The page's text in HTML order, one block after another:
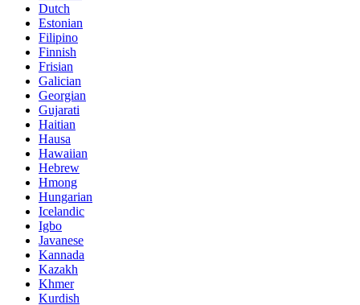
Dutch
Estonian
Filipino
Finnish
Frisian
Galician
Georgian
Gujarati
Haitian
Hausa
Hawaiian
Hebrew
Hmong
Hungarian
Icelandic
Igbo
Javanese
Kannada
Kazakh
Khmer
Kurdish